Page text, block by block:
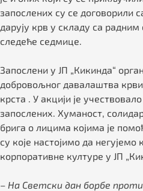
запослених су се договорили
дарују крв у складу са
следеће седмице.
Запослени у ЈП „Кикинда“
добровољног давалаштва
крста . У акцији је
запослених. Хуманост,
брига о лицима којима је
су које настојимо да негујемо
корпоративне културе у ЈП
– На Светски дан борбе